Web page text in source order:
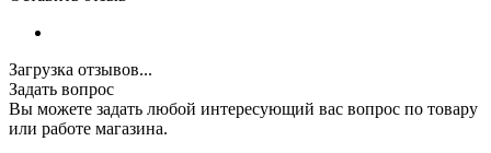
Загрузка отзывов...
Задать вопрос
Вы можете задать любой интересующий вас вопрос по товару
или работе магазина.